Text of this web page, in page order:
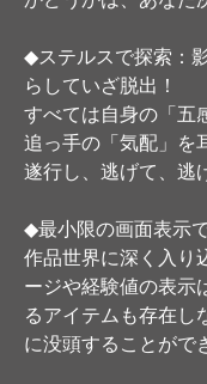
◆ステルスで探索：
らしていざ脱出！
すべては自身の「五
追っ手の「気配」を
遂行し、逃げて、逃
◆最小限の画面表示
作品世界に深く入り
ージや経験値の表示
るアイテムも存在し
に没頭することがで